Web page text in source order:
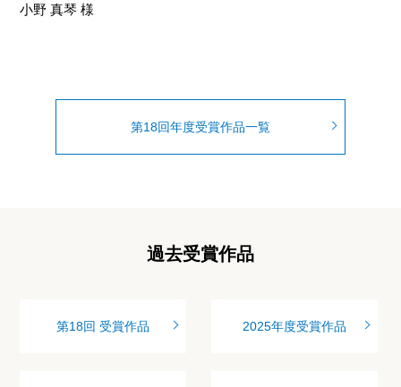
小野 真琴 様
第18回年度受賞作品一覧
過去受賞作品
第18回 受賞作品 2025年度受賞作品